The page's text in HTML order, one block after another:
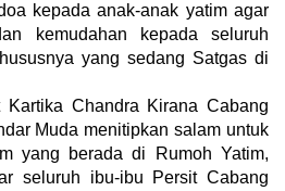
kepada anak-anak yatim agar
kemudahan kepada seluruh
yang sedang Satgas di
Kartika Chandra Kirana Cabang
Muda menitipkan salam untuk
yang berada di Rumoh Yatim,
seluruh ibu-ibu Persit Cabang